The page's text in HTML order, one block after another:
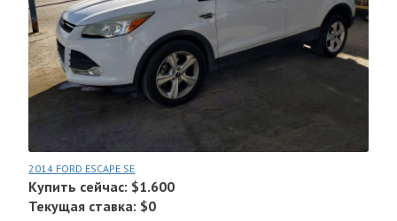
2014 FORD ESCAPE SE
Купить сейчас: $1.600
Текущая ставка: $0